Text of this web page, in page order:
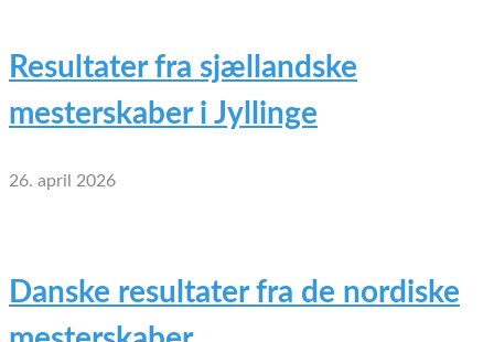
Resultater fra sjællandske
mesterskaber i Jyllinge
26. april 2026
Danske resultater fra de nordiske